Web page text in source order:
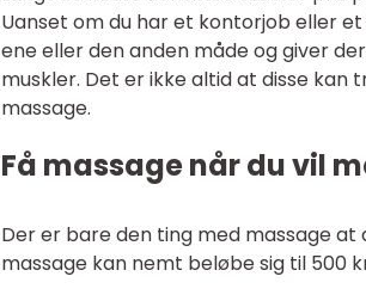
Uanset om du har et kontorjob eller
ene eller den anden måde og giver
muskler. Det er ikke altid at disse
massage.
Få massage når du vil
Der er bare den ting med massage
massage kan nemt beløbe sig til 500